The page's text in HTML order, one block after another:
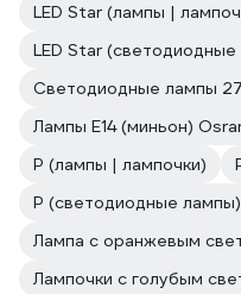
LED Star (лампы |
LED Star
Светодиодные лампы
Лампы Е14 (миньон)
Р (лампы | лампочки)
Р (светодиодные лампы)
Лампа с оранжевым
Лампочки с голубым